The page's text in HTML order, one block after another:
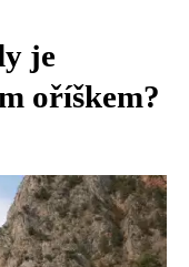
je
oříškem?